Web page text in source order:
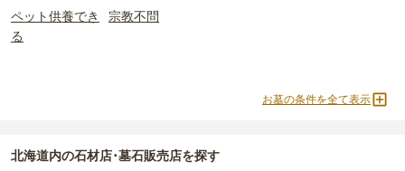
ペット供養でき
る
宗教不問
お墓の条件を全て表示
北海道内の石材店･墓石販売店を探す